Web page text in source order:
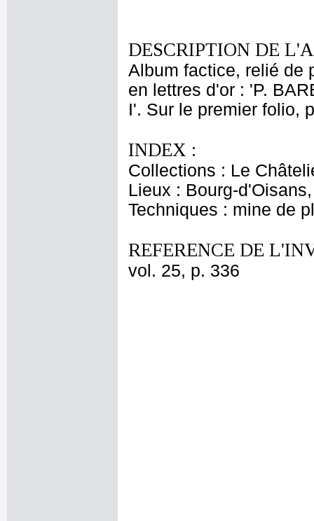
DESCRIPTION DE
Album factice, relié de
en lettres d'or : 'P.
I'. Sur le premier folio,
INDEX :
Collections : Le
Lieux : Bourg-
Techniques : mine de
REFERENCE DE
vol. 25, p. 336